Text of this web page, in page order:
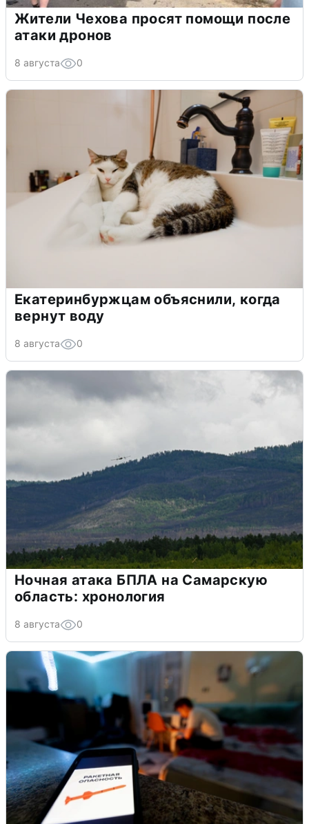
Жители Чехова просят помощи после
атаки дронов
8 августа 0
Екатеринбуржцам объяснили, когда
вернут воду
8 августа 0
Ночная атака БПЛА на Самарскую
область: хронология
8 августа 0